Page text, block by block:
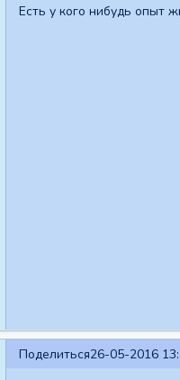
Есть у кого нибудь опыт
Поделиться26-05-2016